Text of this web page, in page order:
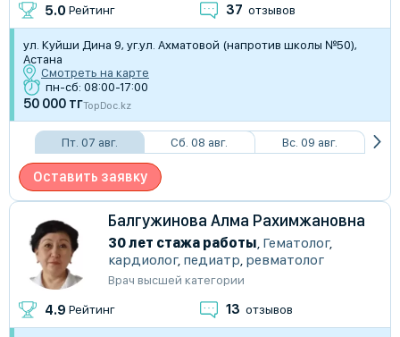
5.0 Рейтинг 37 отзывов
ул. Куйши Дина 9, уг.ул. Ахматовой (напротив школы №50),
Астана
Смотреть на карте
пн-сб: 08:00-17:00
50 000 тгTopDoc.kz
Пт. 07 авг. Сб. 08 авг. Вс. 09 авг.
Оставить заявку
Балгужинова Алма Рахимжановна
30 лет стажа работы, Гематолог,
кардиолог, педиатр, ревматолог
Врач высшей категории
4.9 Рейтинг 13 отзывов